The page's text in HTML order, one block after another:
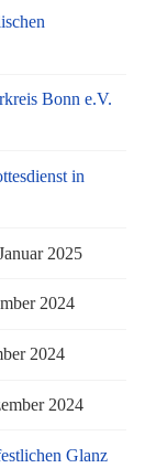
Bonn e.V.
in
2025
2024
2024
2024
Glanz